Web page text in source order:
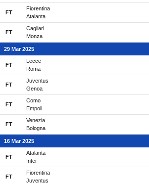
FT
Fiorentina
Atalanta
FT
Cagliari
Monza
29 Mar 2025
FT
Lecce
Roma
FT
Juventus
Genoa
FT
Como
Empoli
FT
Venezia
Bologna
16 Mar 2025
FT
Atalanta
Inter
FT
Fiorentina
Juventus